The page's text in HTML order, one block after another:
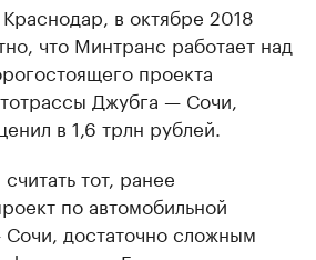
в октябре 2018
что Минтранс работает над
проекта
Джубга — Сочи,
в 1,6 трлн рублей.
тот, ранее
по автомобильной
достаточно сложным